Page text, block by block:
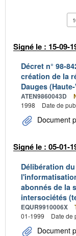
Signé le : 15-09-
Décret n° 98-
création de la
Dauges
ATEN9860043D
1998
Date de
Document
Signé le : 05-01-
Délibération
abonnés de la
intersociétés
EQUR9910006X
01-1999
Date de
Document